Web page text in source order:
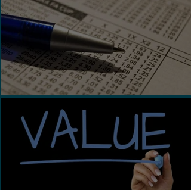
Τι είναι τα Ασιατικά Χάντικαπ;